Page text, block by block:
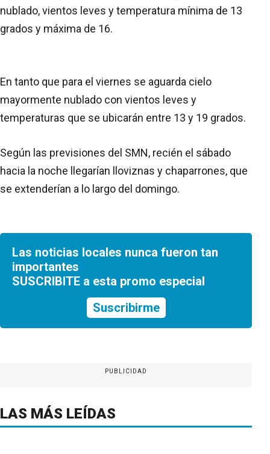
nublado, vientos leves y temperatura mínima de 13
grados y máxima de 16.
En tanto que para el viernes se aguarda cielo
mayormente nublado con vientos leves y
temperaturas que se ubicarán entre 13 y 19 grados.
Según las previsiones del SMN, recién el sábado
hacia la noche llegarían lloviznas y chaparrones, que
se extenderían a lo largo del domingo.
Las noticias locales nunca fueron tan
importantes
SUSCRIBITE a esta promo especial
Suscribirme
PUBLICIDAD
LAS MÁS LEÍDAS